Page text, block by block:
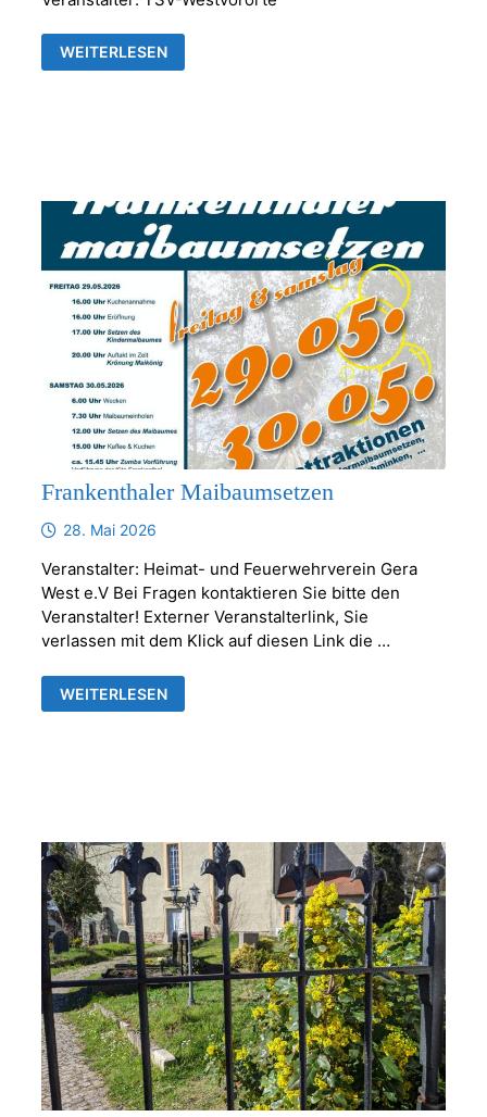
SCHEUBENGROBSDORF:
TSV-
WEITERLESEN
Frankenthaler Maibaumsetzen
28. Mai 2026
Veranstalter: Heimat- und Feuerwehrverein Gera
West e.V Bei Fragen kontaktieren Sie bitte den
Veranstalter! Externer Veranstalterlink, Sie
verlassen mit dem Klick auf diesen Link die …
FRANKENTHALER
MAIBAUMSETZEN
WEITERLESEN